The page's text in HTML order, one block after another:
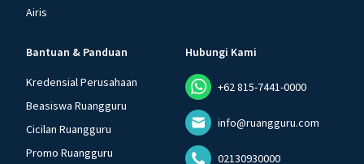
Airis
Bantuan & Panduan
Kredensial Perusahaan
Beasiswa Ruangguru
Cicilan Ruangguru
Promo Ruangguru
Hubungi Kami
+62 815-7441-0000
info@ruangguru.com
02130930000